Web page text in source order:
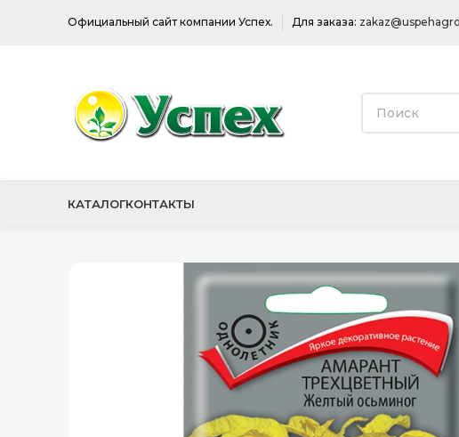
Официальный сайт компании Успех. Для заказа:
КАТАЛОГКОНТАКТЫ